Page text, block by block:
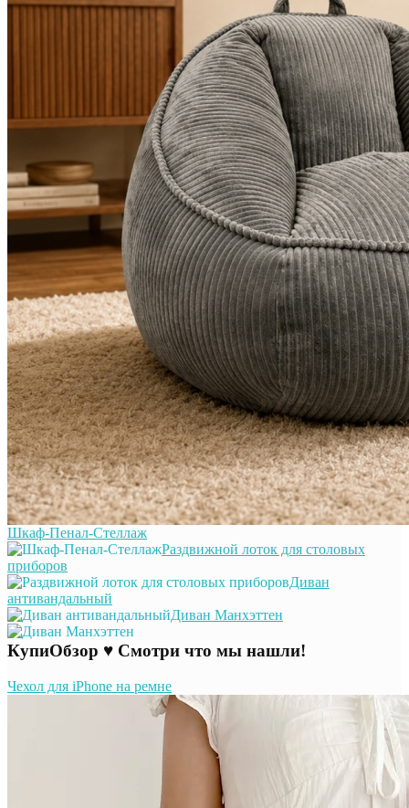
Шкаф-Пенал-Стеллаж
Раздвижной лоток для столовых
приборов
Диван
антивандальный
Диван Манхэттен
КупиОбзор ♥ Смотри что мы нашли!
Чехол для iPhone на ремне